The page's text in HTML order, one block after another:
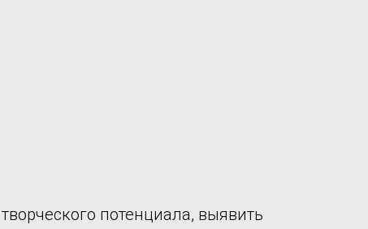
потенциала, выявить